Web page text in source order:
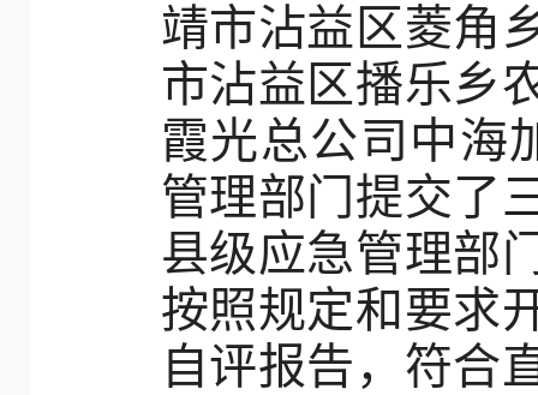
靖市沾益区菱角
市沾益区播乐乡
霞光总公司中海
管理部门提交了
县级应急管理部
按照规定和要求
自评报告，符合